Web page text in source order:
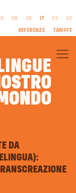
MONDO
MONDO
EN FR IT ES
SE
REFERENZE
TARIFFE
DA